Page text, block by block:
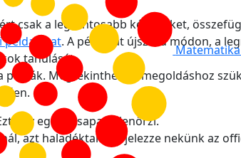
csak a legfontosabb képleteket,
példatárat. A példákat újszerű módon, a
tanulását.
Megtekinthető a megoldáshoz
egy egész csapat ellenőrzi.
azt haladéktalanul jelezze nekünk az